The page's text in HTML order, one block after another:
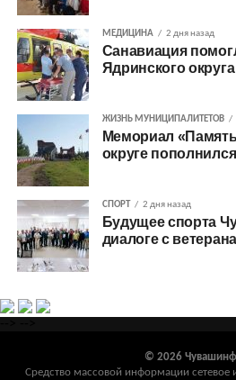
МЕДИЦИНА 2 дня назад
Санавиация
Ядринского округа
ЖИЗНЬ МУНИЦИПАЛИТЕТОВ
Мемориал
округе
СПОРТ 2 дня назад
Будущее спорта
диалоге с
© 2026
Средство массовой информации